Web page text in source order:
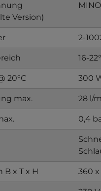
Version)
2-
16-
20°C 300
max. 28 l/
0,4
x T x H 360